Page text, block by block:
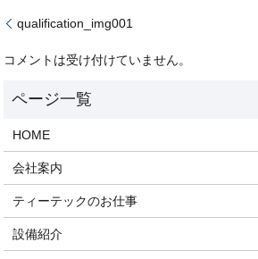
qualification_img001
コメントは受け付けていません。
HOME
会社案内
ティーテックのお仕事
設備紹介